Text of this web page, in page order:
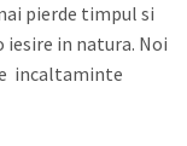
pierde timpul si
in natura. Noi
incaltaminte